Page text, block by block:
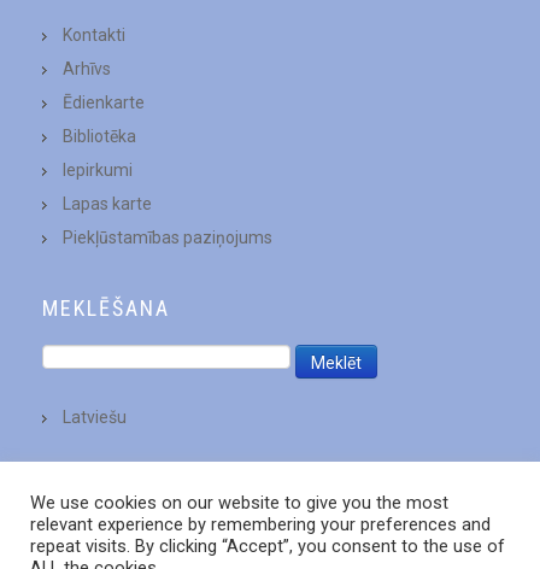
Kontakti
Arhīvs
Ēdienkarte
Bibliotēka
Iepirkumi
Lapas karte
Piekļūstamības paziņojums
MEKLĒŠANA
Latviešu
We use cookies on our website to give you the most
relevant experience by remembering your preferences and
repeat visits. By clicking “Accept”, you consent to the use of